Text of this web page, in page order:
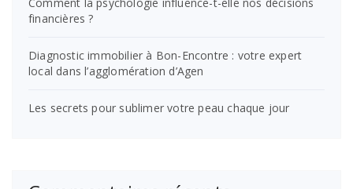
financières ?
Diagnostic immobilier à Bon-Encontre : votre expert
local dans l’agglomération d’Agen
Les secrets pour sublimer votre peau chaque jour